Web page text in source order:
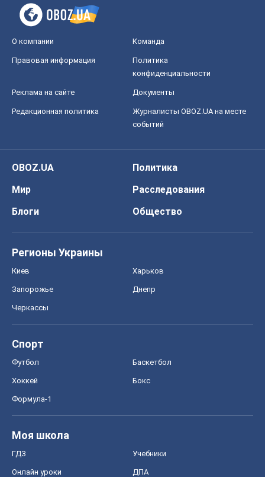
О компании Команда
Правовая информация
Политика
конфиденциальности
Реклама на сайте Документы
Редакционная политика
Журналисты OBOZ.UA на месте
событий
OBOZ.UA
Политика
Мир
Расследования
Блоги
Общество
Регионы Украины
Киев Харьков
Запорожье Днепр
Черкассы
Спорт
Футбол Баскетбол
Хоккей Бокс
Формула-1
Моя школа
ГДЗ Учебники
Онлайн уроки ДПА